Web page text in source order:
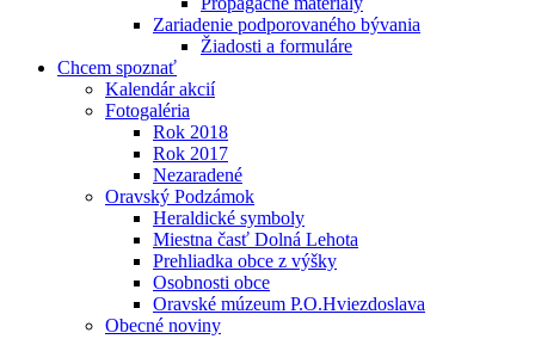
Zariadenie podporovaného bývania
Žiadosti a formuláre
Chcem spoznať
Kalendár akcií
Fotogaléria
Rok 2018
Rok 2017
Nezaradené
Oravský Podzámok
Heraldické symboly
Miestna časť Dolná Lehota
Prehliadka obce z výšky
Osobnosti obce
Oravské múzeum P.O.Hviezdoslava
Obecné noviny